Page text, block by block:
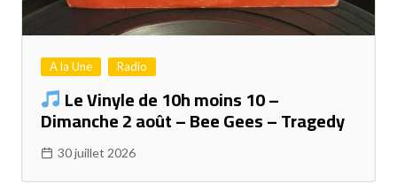
A la Une Radio
Le Vinyle de 10h moins 10 –
Dimanche 2 août – Bee Gees – Tragedy
30 juillet 2026